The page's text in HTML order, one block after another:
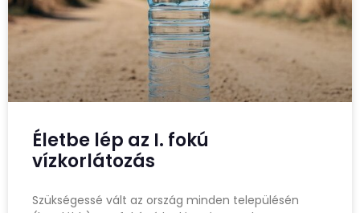
Életbe lép az I. fokú
vízkorlátozás
Szükségessé vált az ország minden településén